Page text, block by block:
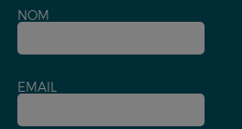
NOM
EMAIL